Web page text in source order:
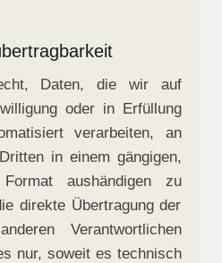
Daten, die wir auf
oder in Erfüllung
verarbeiten, an
in einem gängigen,
Format aushändigen zu
direkte Übertragung der
Verantwortlichen
nur, soweit es technisch